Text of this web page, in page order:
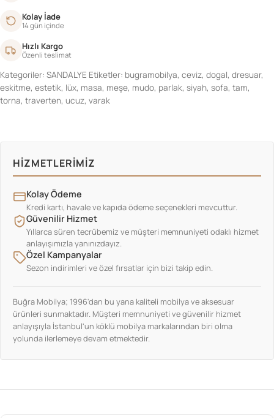
Kolay İade
14 gün içinde
Hızlı Kargo
Özenli teslimat
Kategoriler: SANDALYE Etiketler: bugramobilya, ceviz, dogal, dresuar,
eskitme, estetik, lüx, masa, meşe, mudo, parlak, siyah, sofa, tam,
torna, traverten, ucuz, varak
HIZMETLERIMIZ
Kolay Ödeme
Kredi kartı, havale ve kapıda ödeme seçenekleri mevcuttur.
Güvenilir Hizmet
Yıllarca süren tecrübemiz ve müşteri memnuniyeti odaklı hizmet
anlayışımızla yanınızdayız.
Özel Kampanyalar
Sezon indirimleri ve özel fırsatlar için bizi takip edin.
Buğra Mobilya; 1996'dan bu yana kaliteli mobilya ve aksesuar
ürünleri sunmaktadır. Müşteri memnuniyeti ve güvenilir hizmet
anlayışıyla İstanbul'un köklü mobilya markalarından biri olma
yolunda ilerlemeye devam etmektedir.